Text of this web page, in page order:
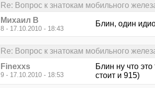
Re: Вопрос к знатокам мобильного
Михаил В
8 - 17.10.2010 - 18:43
Блин, один
Re: Вопрос к знатокам мобильного
Finexxs
9 - 17.10.2010 - 18:53
Блин ну что
стоит и 915)